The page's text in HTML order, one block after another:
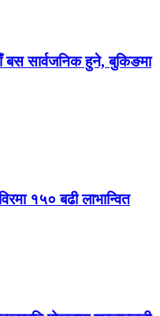
बस सार्वजनिक हुने, बुकिङमा
१५० बढी लाभान्वित